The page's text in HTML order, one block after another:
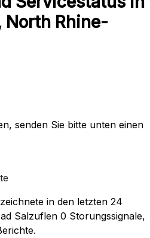
North Rhine-
senden Sie bitte unten einen
in den letzten 24
Salzuflen 0 Storungssignale,